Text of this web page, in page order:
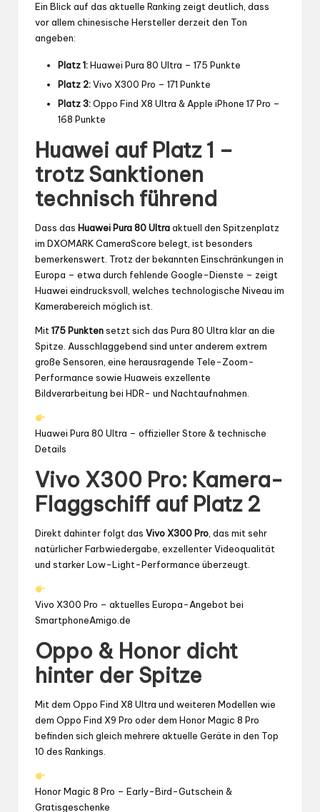
Ein Blick auf das aktuelle Ranking zeigt deutlich, dass
vor allem chinesische Hersteller derzeit den Ton
angeben:
Platz 1:Huawei Pura 80 Ultra – 175 Punkte
Platz 2:Vivo X300 Pro – 171 Punkte
Platz 3:Oppo Find X8 Ultra & Apple iPhone 17 Pro –
168 Punkte
Huawei auf Platz 1 –
trotz Sanktionen
technisch führend
Dass das Huawei Pura 80 Ultraaktuell den Spitzenplatz
im DXOMARK CameraScore belegt, ist besonders
bemerkenswert. Trotz der bekannten Einschränkungen in
Europa – etwa durch fehlende Google-Dienste – zeigt
Huawei eindrucksvoll, welches technologische Niveau im
Kamerabereich möglich ist.
Mit175 Punktensetzt sich das Pura 80 Ultra klar an die
Spitze. Ausschlaggebend sind unter anderem extrem
große Sensoren, eine herausragende Tele-Zoom-
Performance sowie Huaweis exzellente
Bildverarbeitung bei HDR- und Nachtaufnahmen.
Huawei Pura 80 Ultra – offizieller Store & technische
Details
Vivo X300 Pro: Kamera-
Flaggschiff auf Platz 2
Direkt dahinter folgt das Vivo X300 Pro, das mit sehr
natürlicher Farbwiedergabe, exzellenter Videoqualität
und starker Low-Light-Performance überzeugt.
Vivo X300 Pro – aktuelles Europa-Angebot bei
SmartphoneAmigo.de
Oppo & Honor dicht
hinter der Spitze
Mit dem Oppo Find X8 Ultra und weiteren Modellen wie
dem Oppo Find X9 Pro oder dem Honor Magic 8 Pro
befinden sich gleich mehrere aktuelle Geräte in den Top
10 des Rankings.
Honor Magic 8 Pro – Early-Bird-Gutschein &
Gratisgeschenke